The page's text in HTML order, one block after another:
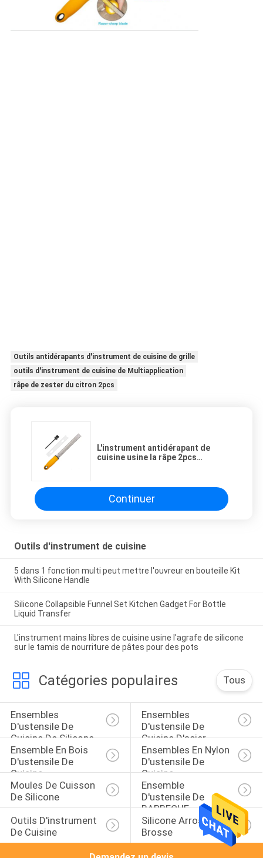
Outils antidérapants d'instrument de cuisine de grille
outils d'instrument de cuisine de Multiapplication
râpe de zester du citron 2pcs
L'instrument antidérapant de
cuisine usine la râpe 2pcs
Continuer
Outils d'instrument de cuisine
5 dans 1 fonction multi peut mettre l'ouvreur en bouteille Kit
With Silicone Handle
Silicone Collapsible Funnel Set Kitchen Gadget For Bottle
Liquid Transfer
L'instrument mains libres de cuisine usine l'agrafe de silicone
sur le tamis de nourriture de pâtes pour des pots
Catégories populaires Tous
Ensembles
D'ustensile De
Cuisine De Silicone
Ensembles
D'ustensile De
Cuisine D'acier
Inoxydable
Ensemble En Bois
D'ustensile De
Cuisine
Ensembles En Nylon
D'ustensile De
Cuisine
Moules De Cuisson
De Silicone
Ensemble
D'ustensile De
BARBECUE
Outils D'instrument
De Cuisine
Silicone Arrosant La
Brosse